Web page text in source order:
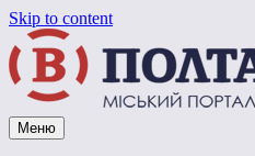
Skip to content
Vpoltave.info
Полтавский портал новостей
Меню